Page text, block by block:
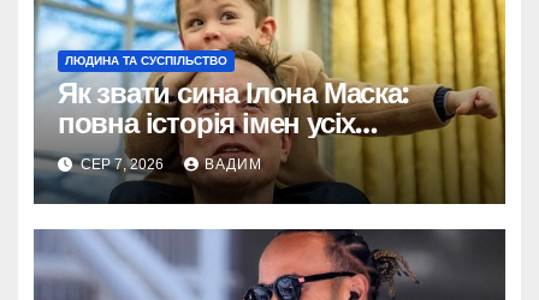
ЛЮДИНА ТА СУСПІЛЬСТВО
Як звати сина Ілона Маска:
повна історія імен усіх
хлопчиків мільярдера
СЕР 7, 2026 ВАДИМ